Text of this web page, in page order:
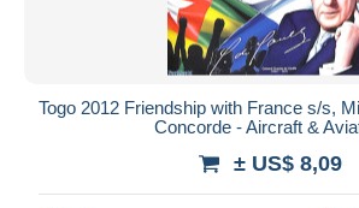
Togo 2012 Friendship with France s/s,
Concorde - Aircraft &
± US$ 8,09